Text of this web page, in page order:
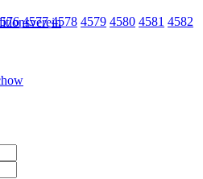
4577 4578 4579 4580 4581 4582